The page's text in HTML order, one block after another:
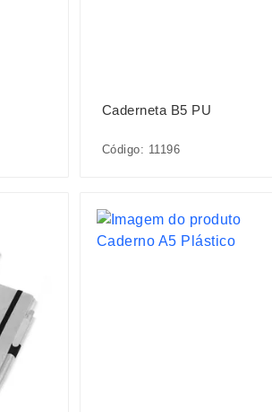
Caderneta B5 PU
Código: 11196